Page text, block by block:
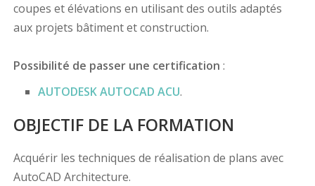
coupes et élévations en utilisant des outils adaptés
aux projets bâtiment et construction.
Possibilité de passer une certification :
AUTODESK AUTOCAD ACU.
OBJECTIF DE LA FORMATION
Acquérir les techniques de réalisation de plans avec
AutoCAD Architecture.